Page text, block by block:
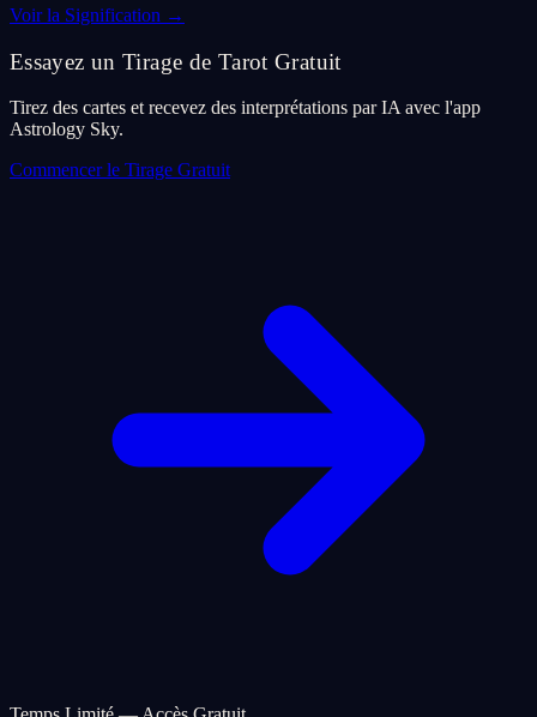
Voir la Signification →
Essayez un Tirage de Tarot Gratuit
Tirez des cartes et recevez des interprétations par IA avec l'app
Astrology Sky.
Commencer le Tirage Gratuit